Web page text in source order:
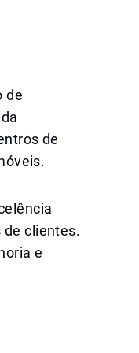
de
de
de clientes.
e